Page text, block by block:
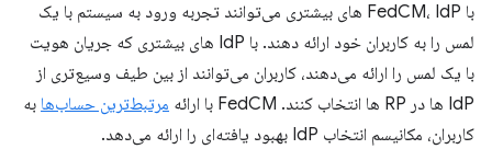
با FedCM، IdP های بیشتری می‌توانند تجربه ورود به سیستم با یک
لمس را به کاربران خود ارائه دهند. با IdP های بیشتری که جریان هویت
با یک لمس را ارائه می‌دهند، کاربران می‌توانند از بین طیف وسیع‌تری از
IdP ها در RP ها انتخاب کنند. FedCM با ارائه
مرتبط‌ترین حساب‌ها به
کاربران، مکانیسم انتخاب IdP بهبود یافته‌ای را ارائه می‌دهد.